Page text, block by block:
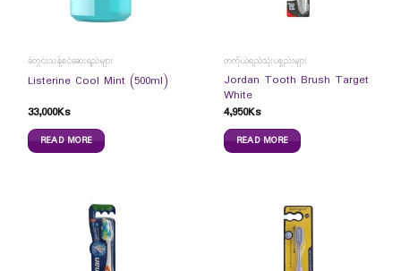
ခံတွင်းသန့်စင်ဆေးရည်များ
Listerine Cool Mint (500ml)
33,000Ks
READ MORE
တကိုယ်ရည်သုံးပစ္စည်းများ
Jordan Tooth Brush Target
White
4,950Ks
READ MORE